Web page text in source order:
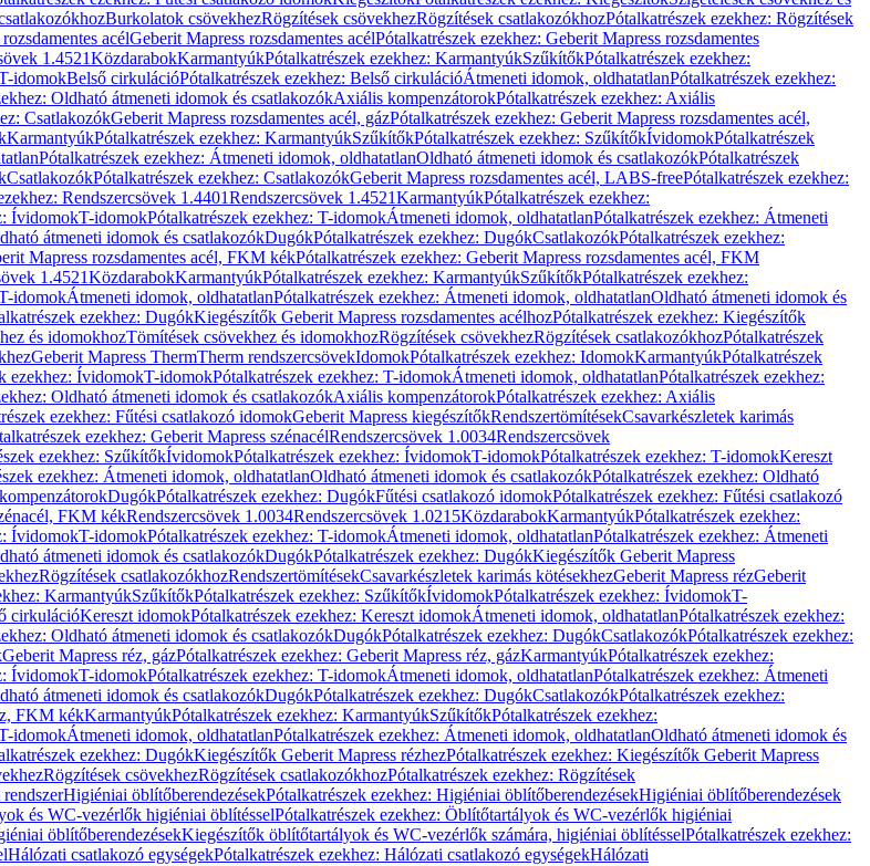
Burkolatok csövekhezRögzítések csövekhezRögzítések csatlakozókhozPótalkatrészek ezekhez: Rögzítések
acélGeberit Mapress rozsdamentes acélPótalkatrészek ezekhez: Geberit Mapress rozsdamentes
1.4521KözdarabokKarmantyúkPótalkatrészek ezekhez: KarmantyúkSzűkítőkPótalkatrészek ezekhez:
idomokBelső cirkulációPótalkatrészek ezekhez: Belső cirkulációÁtmeneti idomok, oldhatatlanPótalkatrészek ezekhez:
Oldható átmeneti idomok és csatlakozókAxiális kompenzátorokPótalkatrészek ezekhez: Axiális
CsatlakozókGeberit Mapress rozsdamentes acél, gázPótalkatrészek ezekhez: Geberit Mapress rozsdamentes acél,
KarmantyúkPótalkatrészek ezekhez: KarmantyúkSzűkítőkPótalkatrészek ezekhez: SzűkítőkÍvidomokPótalkatrészek
Pótalkatrészek ezekhez: Átmeneti idomok, oldhatatlanOldható átmeneti idomok és csatlakozókPótalkatrészek
CsatlakozókPótalkatrészek ezekhez: CsatlakozókGeberit Mapress rozsdamentes acél, LABS-freePótalkatrészek ezekhez:
Rendszercsövek 1.4401Rendszercsövek 1.4521KarmantyúkPótalkatrészek ezekhez:
ÍvidomokT-idomokPótalkatrészek ezekhez: T-idomokÁtmeneti idomok, oldhatatlanPótalkatrészek ezekhez: Átmeneti
átmeneti idomok és csatlakozókDugókPótalkatrészek ezekhez: DugókCsatlakozókPótalkatrészek ezekhez:
Mapress rozsdamentes acél, FKM kékPótalkatrészek ezekhez: Geberit Mapress rozsdamentes acél, FKM
1.4521KözdarabokKarmantyúkPótalkatrészek ezekhez: KarmantyúkSzűkítőkPótalkatrészek ezekhez:
idomokÁtmeneti idomok, oldhatatlanPótalkatrészek ezekhez: Átmeneti idomok, oldhatatlanOldható átmeneti idomok és
ezekhez: DugókKiegészítők Geberit Mapress rozsdamentes acélhozPótalkatrészek ezekhez: Kiegészítők
és idomokhozTömítések csövekhez és idomokhozRögzítések csövekhezRögzítések csatlakozókhozPótalkatrészek
Geberit Mapress ThermTherm rendszercsövekIdomokPótalkatrészek ezekhez: IdomokKarmantyúkPótalkatrészek
ezekhez: ÍvidomokT-idomokPótalkatrészek ezekhez: T-idomokÁtmeneti idomok, oldhatatlanPótalkatrészek ezekhez:
Oldható átmeneti idomok és csatlakozókAxiális kompenzátorokPótalkatrészek ezekhez: Axiális
ezekhez: Fűtési csatlakozó idomokGeberit Mapress kiegészítőkRendszertömítésekCsavarkészletek karimás
ezekhez: Geberit Mapress szénacélRendszercsövek 1.0034Rendszercsövek
ezekhez: SzűkítőkÍvidomokPótalkatrészek ezekhez: ÍvidomokT-idomokPótalkatrészek ezekhez: T-idomokKereszt
ezekhez: Átmeneti idomok, oldhatatlanOldható átmeneti idomok és csatlakozókPótalkatrészek ezekhez: Oldható
DugókPótalkatrészek ezekhez: DugókFűtési csatlakozó idomokPótalkatrészek ezekhez: Fűtési csatlakozó
FKM kékRendszercsövek 1.0034Rendszercsövek 1.0215KözdarabokKarmantyúkPótalkatrészek ezekhez:
ÍvidomokT-idomokPótalkatrészek ezekhez: T-idomokÁtmeneti idomok, oldhatatlanPótalkatrészek ezekhez: Átmeneti
átmeneti idomok és csatlakozókDugókPótalkatrészek ezekhez: DugókKiegészítők Geberit Mapress
Rögzítések csatlakozókhozRendszertömítésekCsavarkészletek karimás kötésekhezGeberit Mapress rézGeberit
KarmantyúkSzűkítőkPótalkatrészek ezekhez: SzűkítőkÍvidomokPótalkatrészek ezekhez: ÍvidomokT-
cirkulációKereszt idomokPótalkatrészek ezekhez: Kereszt idomokÁtmeneti idomok, oldhatatlanPótalkatrészek ezekhez:
Oldható átmeneti idomok és csatlakozókDugókPótalkatrészek ezekhez: DugókCsatlakozókPótalkatrészek ezekhez:
Geberit Mapress réz, gázPótalkatrészek ezekhez: Geberit Mapress réz, gázKarmantyúkPótalkatrészek ezekhez:
ÍvidomokT-idomokPótalkatrészek ezekhez: T-idomokÁtmeneti idomok, oldhatatlanPótalkatrészek ezekhez: Átmeneti
átmeneti idomok és csatlakozókDugókPótalkatrészek ezekhez: DugókCsatlakozókPótalkatrészek ezekhez:
FKM kékKarmantyúkPótalkatrészek ezekhez: KarmantyúkSzűkítőkPótalkatrészek ezekhez:
idomokÁtmeneti idomok, oldhatatlanPótalkatrészek ezekhez: Átmeneti idomok, oldhatatlanOldható átmeneti idomok és
ezekhez: DugókKiegészítők Geberit Mapress rézhezPótalkatrészek ezekhez: Kiegészítők Geberit Mapress
Rögzítések csövekhezRögzítések csatlakozókhozPótalkatrészek ezekhez: Rögzítések
Higiéniai öblítőberendezésekPótalkatrészek ezekhez: Higiéniai öblítőberendezésekHigiéniai öblítőberendezések
és WC-vezérlők higiéniai öblítésselPótalkatrészek ezekhez: Öblítőtartályok és WC-vezérlők higiéniai
öblítőberendezésekKiegészítők öblítőtartályok és WC-vezérlők számára, higiéniai öblítésselPótalkatrészek ezekhez:
Hálózati csatlakozó egységekPótalkatrészek ezekhez: Hálózati csatlakozó egységekHálózati